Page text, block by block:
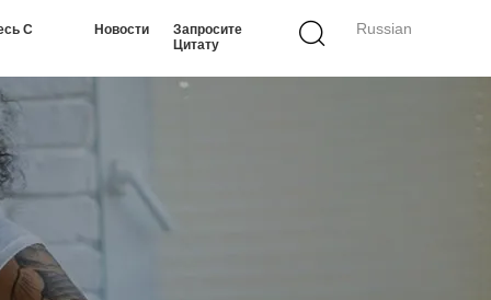
Russian
С Новости
Запросите
Цитату